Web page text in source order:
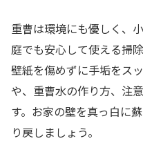
重曹は環境にも優しく、
庭でも安心して使える掃
壁紙を傷めずに手垢をス
や、重曹水の作り方、注
す。お家の壁を真っ白に
り戻しましょう。